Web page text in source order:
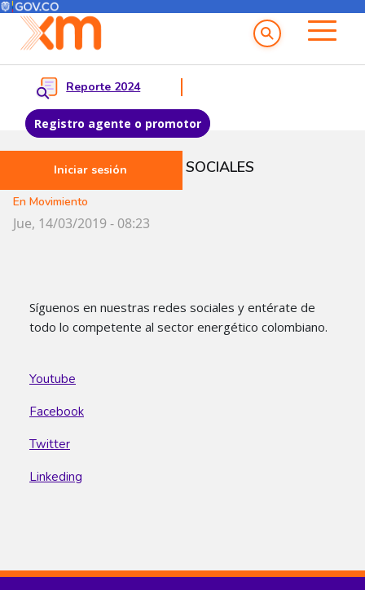
Pasar al contenido principal
Menú del Usuario
Reporte 2024
Registro agente o promotor
Iniciar sesión
Menu principal
SÍGUENOS EN REDES SOCIALES
En Movimiento
Jue, 14/03/2019 - 08:23
Síguenos en nuestras redes sociales y entérate de
todo lo competente al sector energético colombiano.
Youtube
Facebook
Twitter
Linkeding